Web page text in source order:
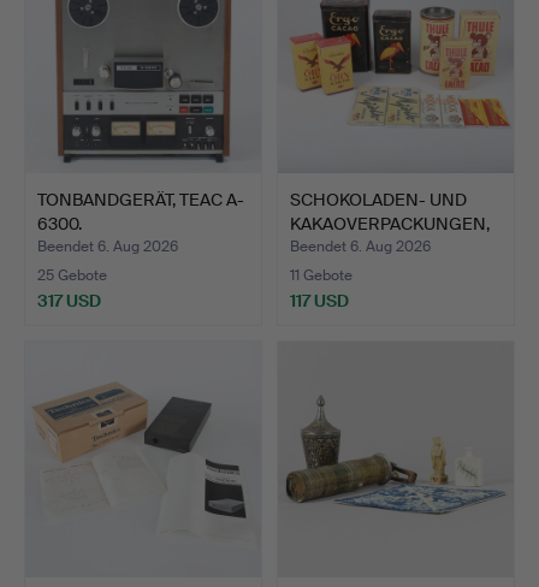
TONBANDGERÄT, TEAC A-
6300.
Beendet 6. Aug 2026
25 Gebote
317 USD
SCHOKOLADEN- UND
KAKAOVERPACKUNGEN,
13 Stü…
Beendet 6. Aug 2026
11 Gebote
117 USD